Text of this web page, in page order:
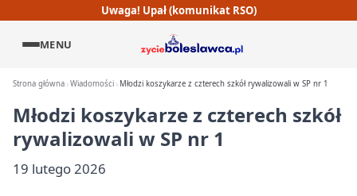
Uwaga! Upał (komunikat RSO)
MENU
Strona główna Wiadomości Młodzi koszykarze z czterech szkół rywalizowali w SP nr 1
Młodzi koszykarze z czterech szkół
rywalizowali w SP nr 1
19 lutego 2026